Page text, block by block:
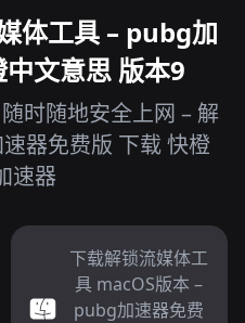
体工具 – pubg加
文意思 版本9
时随地安全上网 – 解
器免费版 下载 快橙
速器
下载解锁流媒体工
具 macOS版本 –
pubg加速器免费